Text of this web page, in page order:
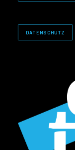
DATENSCHUTZ